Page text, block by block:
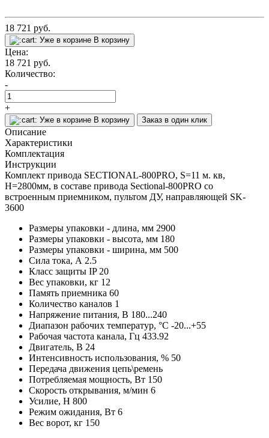
18 721 руб.
Уже в корзине В корзину
Цена:
18 721 руб.
Количество:
-
+
Уже в корзине В корзину Заказ в один клик
Описание
Характеристики
Комплектация
Инструкции
Комплект привода SECTIONAL-800PRO, S=11 м. кв,
Н=2800мм, в составе привода Sectional-800PRO со
встроенным приемником, пультом ДУ, направляющей SK-
3600
Размеры упаковки - длина, мм 2900
Размеры упаковки - высота, мм 180
Размеры упаковки - ширина, мм 500
Сила тока, А 2.5
Класс защиты IP 20
Вес упаковки, кг 12
Память приемника 60
Количество каналов 1
Напряжение питания, В 180...240
Диапазон рабочих температур, °С -20...+55
Рабочая частота канала, Гц 433.92
Двигатель, В 24
Интенсивность использования, % 50
Передача движения цепь\ремень
Потребляемая мощность, Вт 150
Скорость открывания, м/мин 6
Усилие, Н 800
Режим ожидания, Вт 6
Вес ворот, кг 150